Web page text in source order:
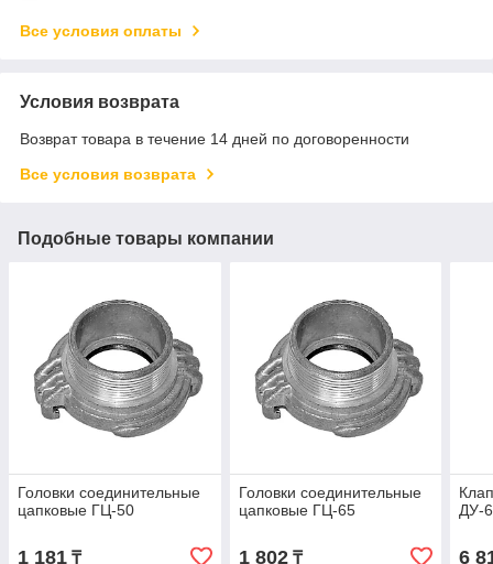
Все условия оплаты
Условия возврата
Возврат товара в течение 14 дней по договоренности
Все условия возврата
Подобные товары компании
Головки соединительные
цапковые ГЦ-50
1 181 ₸
Головки соединительные
цапковые ГЦ-65
1 802₸
ДУ-
6